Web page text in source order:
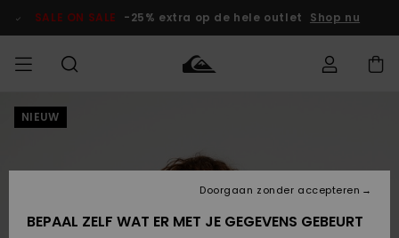
Productinformatie
SALE ON SALE -25% extra op de hele outlet Shop nu
HEREN
Accessoires
JONGENS
Accessoires
DAMES
Surf Shop
Snow Shop
Kinderen
Nederlands
Retouren
NIEUW
BEPAAL ZELF WAT ER MET JE GEGEVENS GEBEURT
Doorgaan zonder accepteren